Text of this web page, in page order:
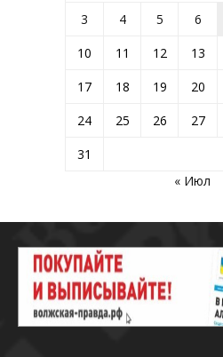
3
4 5 6
10
11 12 13
17
18 19 20
24
25 26 27
31
« Июл